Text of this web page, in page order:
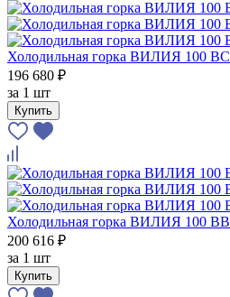
Холодильная горка ВИЛИЯ 100 ВС
196 680 ₽
за 1 шт
Купить
Холодильная горка ВИЛИЯ 100 ВВ
200 616 ₽
за 1 шт
Купить